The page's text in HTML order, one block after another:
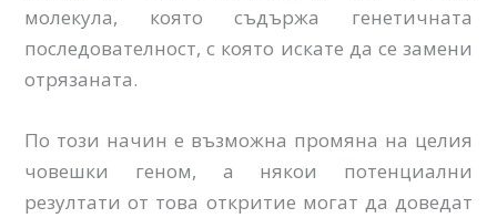
молекула, която съдържа генетичната
последователност, с която искате да се замени
отрязаната.
По този начин е възможнa промяна на целия
човешки геном, а някои потенциални
резултати от това откритие могат да доведат